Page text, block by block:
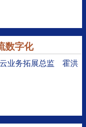
数字化
业务拓展总监 霍洪